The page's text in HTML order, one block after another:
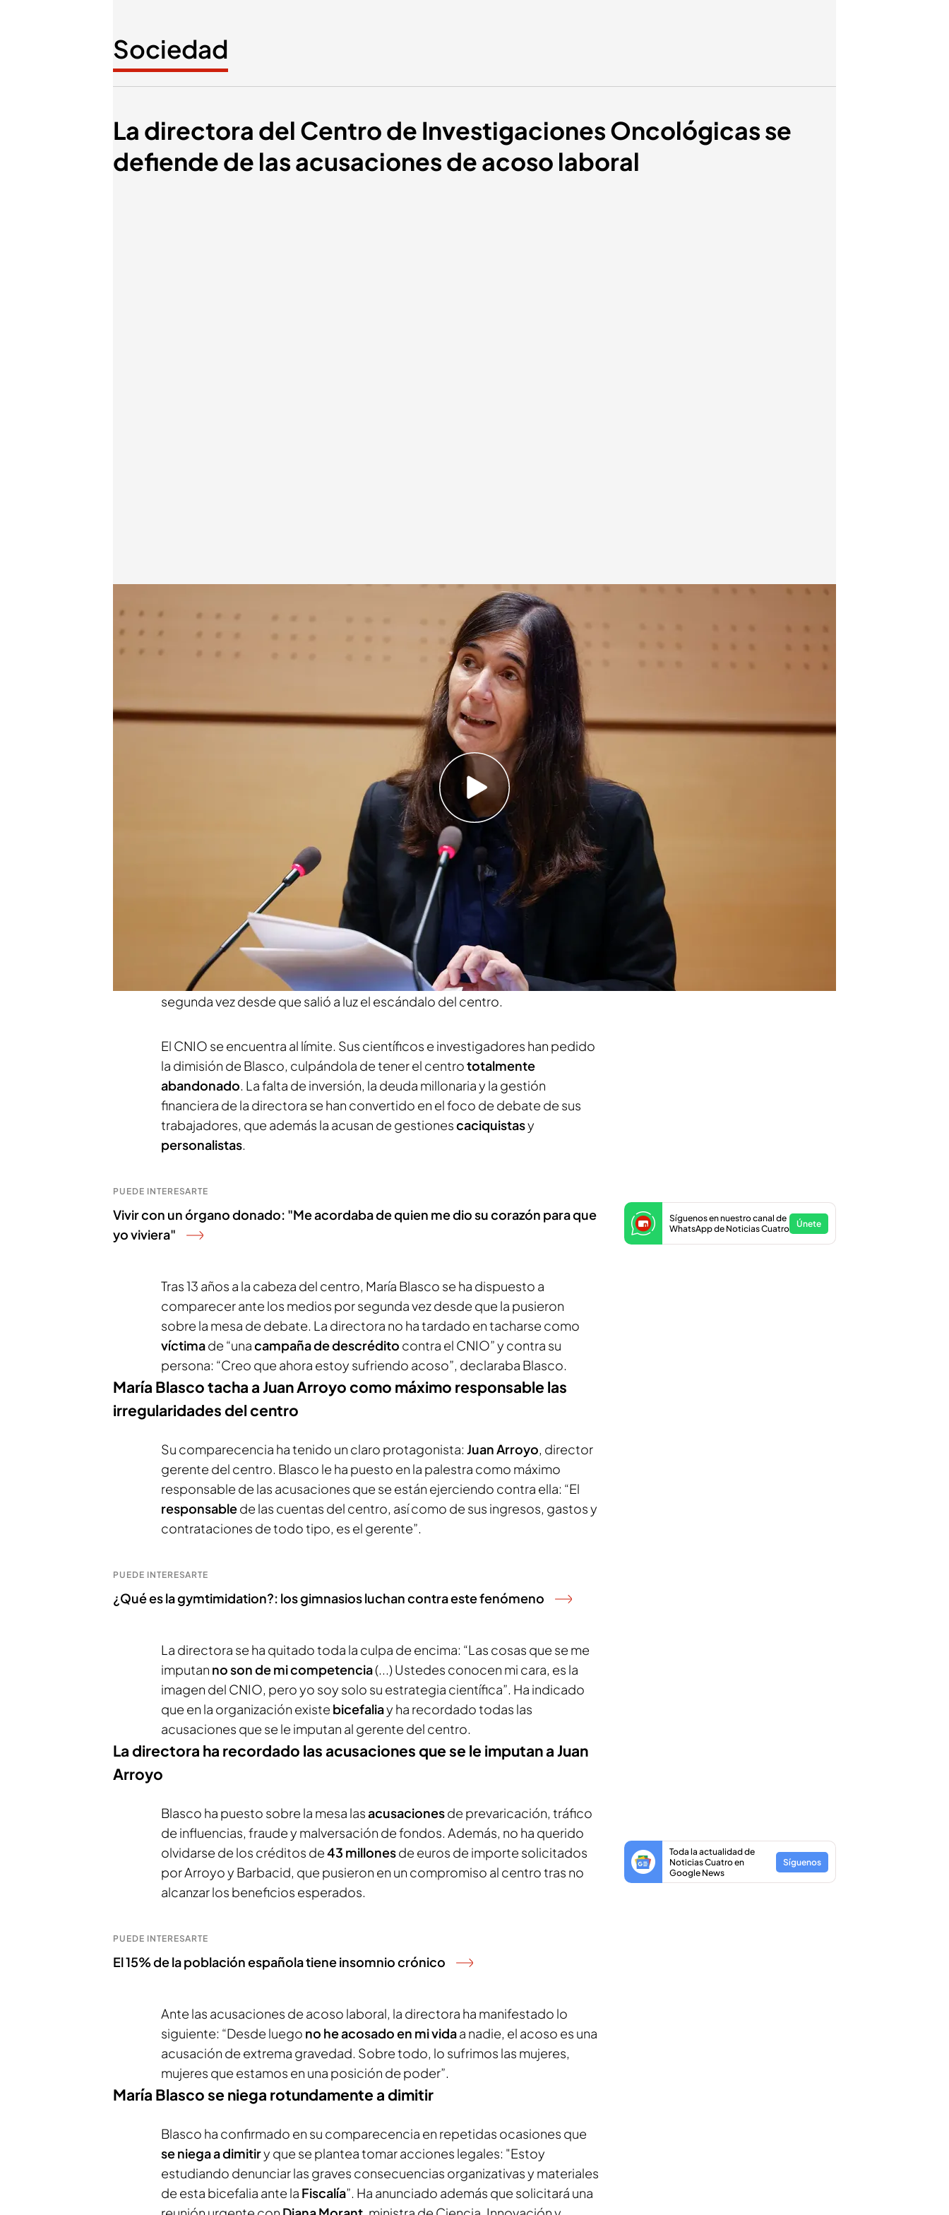
Sociedad
La directora del Centro de Investigaciones Oncológicas se
defiende de las acusaciones de acoso laboral
Redacción digital Noticias Cuatro Agencia EFE Europa Press
21 ENE 2025 - 18:35h.
María Blasco se niega a dimitir tras las acusaciones de sus trabajadores
por tener el centro abandonado y acoso laboral
La directora del CNIO ha tachado a Juan Arroyo, gerente del centro,
como responsable de las acusaciones que se le imputan
Las donaciones de sangre caen en picado: "La alta incidencia de gripe
El mayor centro de investigación contra el cáncer en España se encuentra
envuelto en una gran polémica desde hace semanas.
piden la dimisión de María Blasco, su directora, por sugestión financiera
acoso laboral. Después de las graves acusaciones vertidas por sus
trabajadores,
María Blascoha decidido comparecer ante los medios por
segunda vez desde que salió a luz el escándalo del centro.
El CNIO se encuentra al límite. Sus científicos e investigadores han pedido
la dimisión de Blasco, culpándola de tener el centrototalmente
abandonado. La falta de inversión, la deuda millonaria y la gestión
financiera de la directora se han convertido en el foco de debate de sus
trabajadores, que además la acusan de gestionescaciquistasy
personalistas.
PUEDE INTERESARTE
Vivir con un órgano donado: "Me acordaba de quien me dio su corazón para que
yo viviera"
Tras 13 años a la cabeza del centro, María Blasco se ha dispuesto a
comparecer ante los medios por segunda vez desde que la pusieron
sobre la mesa de debate. La directora no ha tardado en tacharse como
víctimade “unacampaña de descrédito contra el CNIO” y contra su
persona: “Creo que ahora estoy sufriendo acoso”, declaraba Blasco.
María Blasco tacha a Juan Arroyo como máximo responsable las
irregularidades del centro
Su comparecencia ha tenido un claro protagonista: Juan Arroyo, director
gerente del centro. Blasco le ha puesto en la palestra como máximo
responsable de las acusaciones que se están ejerciendo contra ella: “El
responsablede las cuentas del centro, así como de sus ingresos, gastos y
contrataciones de todo tipo, es el gerente”.
PUEDE INTERESARTE
¿Qué es la gymtimidation?: los gimnasios luchan contra este fenómeno
La directora se ha quitado toda la culpa de encima: “Las cosas que se me
imputan no son de mi competencia(...) Ustedes conocen mi cara, es la
imagen del CNIO, pero yo soy solo su estrategia científica”. Ha indicado
que en la organización existe bicefaliay ha recordado todas las
acusaciones que se le imputan al gerente del centro.
Síguenos en nuestro canal de
WhatsApp de Noticias Cuatro
Únete
La directora ha recordado las acusaciones que se le imputan a Juan
Arroyo
Blasco ha puesto sobre la mesa lasacusacionesde prevaricación, tráfico
de influencias, fraude y malversación de fondos. Además, no ha querido
olvidarse de los créditos de43 millonesde euros de importe solicitados
por Arroyo y Barbacid, que pusieron en un compromiso al centro tras no
alcanzar los beneficios esperados.
PUEDE INTERESARTE
El 15% de la población española tiene insomnio crónico
Ante las acusaciones de acoso laboral, la directora ha manifestado lo
siguiente: “Desde luego no he acosado en mi vidaa nadie, el acoso es una
acusación de extrema gravedad. Sobre todo, lo sufrimos las mujeres,
mujeres que estamos en una posición de poder”.
Toda la actualidad de
Noticias Cuatro en
Google News
Síguenos
María Blasco se niega rotundamente a dimitir
Blasco ha confirmado en su comparecencia en repetidas ocasiones que
se niega a dimitiry que se plantea tomar acciones legales: "Estoy
estudiando denunciar las graves consecuencias organizativas y materiales
de esta bicefalia ante la Fiscalía”. Ha anunciado además que solicitará una